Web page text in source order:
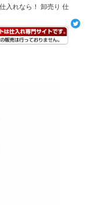
入れなら！ 卸売り 仕